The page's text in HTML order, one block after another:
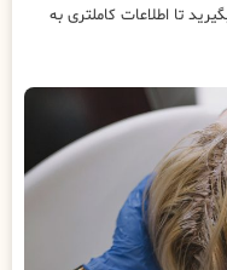
تا اطلاعات کاملتری به